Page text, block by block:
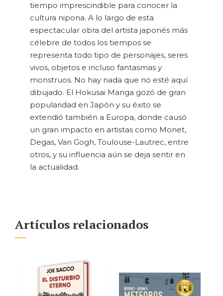
tiempo imprescindible para conocer la
cultura nipona. A lo largo de esta
espectacular obra del artista japonés más
célebre de todos los tiempos se
representa todo tipo de personajes, seres
vivos, objetos e incluso fantasmas y
monstruos. No hay nada que no esté aquí
dibujado. El Hokusai Manga gozó de gran
popularidad en Japón y su éxito se
extendió también a Europa, donde causó
un gran impacto en artistas como Monet,
Degas, Van Gogh, Toulouse-Lautrec, entre
otros, y su influencia aún se deja sentir en
la actualidad.
Artículos relacionados